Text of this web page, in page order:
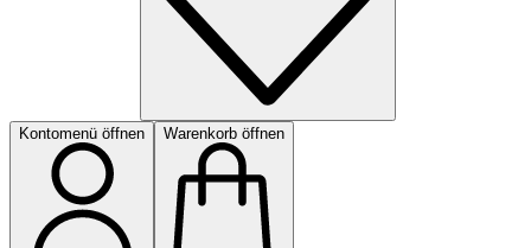
Kontomenü öffnen Warenkorb öffnen